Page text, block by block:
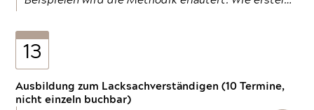
13
Ausbildung zum Lacksachverständigen (10 Termine,
nicht einzeln buchbar)